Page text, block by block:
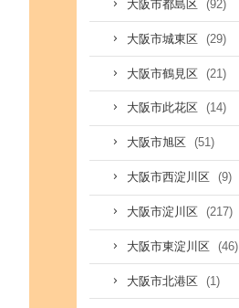
大阪市都島区 (92)
大阪市城東区 (29)
大阪市鶴見区 (21)
大阪市此花区 (14)
大阪市旭区 (51)
大阪市西淀川区 (9)
大阪市淀川区 (217)
大阪市東淀川区 (46)
大阪市北港区 (1)